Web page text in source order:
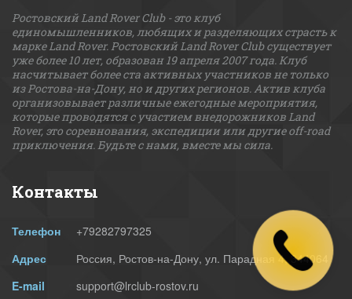
Ростовский Land Rover Club - это клуб
единомышленников, любящих и разделяющих страсть к
марке Land Rover. Ростовский Land Rover Club существует
уже более 10 лет, образован 19 апреля 2007 года. Клуб
насчитывает более ста активных участников не только
из Ростова-на-Дону, но и других регионов. Актив клуба
организовывает различные ежегодные мероприятия,
которые проводятся с участием внедорожников Land
Rover, это соревнования, экспедиции или другие off-road
приключения. Будьте с нами, вместе мы сила.
Контакты
Телефон
+79282797325
Адрес
Россия, Ростов-на-Дону, ул. Парадная 4,344064
E-mail
support@lrclub-rostov.ru